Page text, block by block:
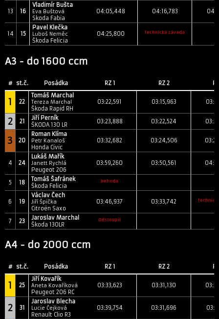
13 16
Vladimír Bušta
Eva Buštová
Skoda Fabia
04:05,448 04:16,783
14 15
Pavel Klečka
Luboš Neměc
Škoda Felicia
04:25,800 Technická závada
A3 - do 1600 ccm
# st.č. Posádka RZ 1 RZ 2
1 22
Tomáš Marchal
Tereza Marchal
Škoda Rapid RH
03:22,591 03:15,963
2 21
Jiří Perník
ŠKODA 130 LR
03:23,888 03:22,524
3 20
Roman Klíma
Petr Kanaloš
Honda Civic
03:32,682 03:24,506
4 24
Lukáš Mařík
Janett Rychlá
Peugeot 206
03:59,260 03:50,561
5 18
Tomáš Šafránek
Škoda Felicia
Nehoda
6 19
Václav Čech
Jiří Špička
Citroën Saxo
03:46,937 03:33,742
7 23
Jaroslav Marchal
Škoda 130LR
Odstoupil
A4 - do 2000 ccm
# st.č. Posádka RZ 1 RZ 2
1 25
Jiří Kovařík
Aneta Kovaříková
Peugeot 206 RC
03:33,623 03:31,130
2 31
Jaroslav Blecha
Lucie Čejková
Renault Clio R3
03:39,754 03:31,696